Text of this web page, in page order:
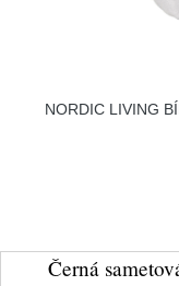
NORDIC LIVING
Černá